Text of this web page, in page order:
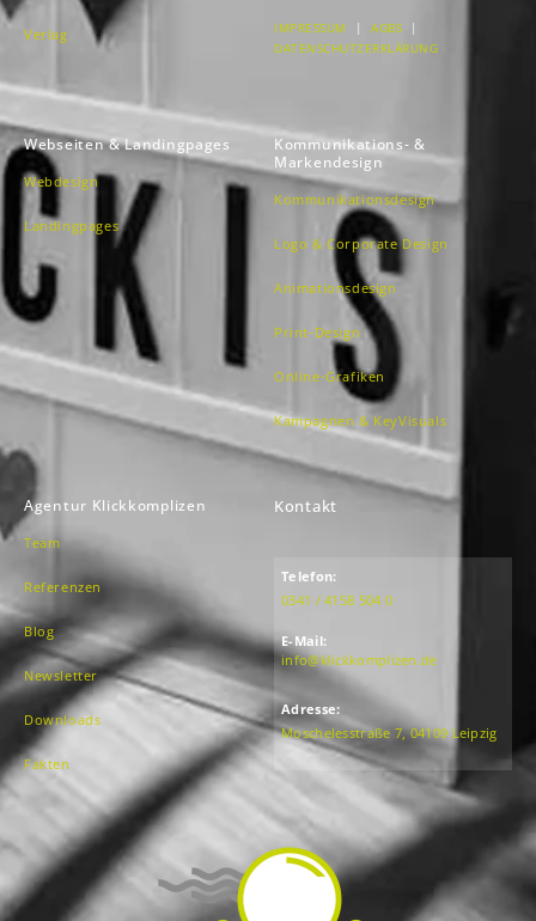
Verlag IMPRESSUM | AGBS |
DATENSCHUTZERKLÄRUNG
Webseiten & Landingpages
Webdesign
Landingpages
Kommunikations- &
Markendesign
Kommunikationsdesign
Logo & Corporate Design
Animationsdesign
Print-Design
Online-Grafiken
Kampagnen & KeyVisuals
Agentur Klickkomplizen
Team
Referenzen
Blog
Newsletter
Downloads
Fakten
Kontakt
Telefon:
0341 / 4158 504 0
E-Mail:
info@klickkomplizen.de
Adresse:
Moschelesstraße 7, 04109 Leipzig